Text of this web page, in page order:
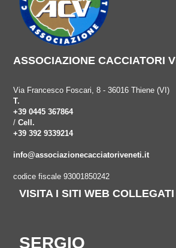
ASSOCIAZIONE CACCIATORI
Via Francesco Foscari, 8 - 36016 Thiene (VI)
T.
+39 0445 367864
/Cell.
+39 392 9339214
info@associazionecacciatoriveneti.it
codice fiscale 93001850242
VISITA I SITI WEB COLLEGATI
SERGIO